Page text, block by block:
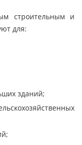
строительным и
для:
зданий;